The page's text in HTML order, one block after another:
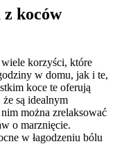
koców
korzyści, które
w domu, jak i te,
koce te oferują
że są idealnym
można zrelaksować
o marznięcie.
w łagodzeniu bólu